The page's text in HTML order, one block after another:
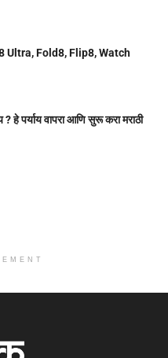
Ultra, Fold8, Flip8, Watch
हे पर्याय वापरा आणि सुरू करा मराठी